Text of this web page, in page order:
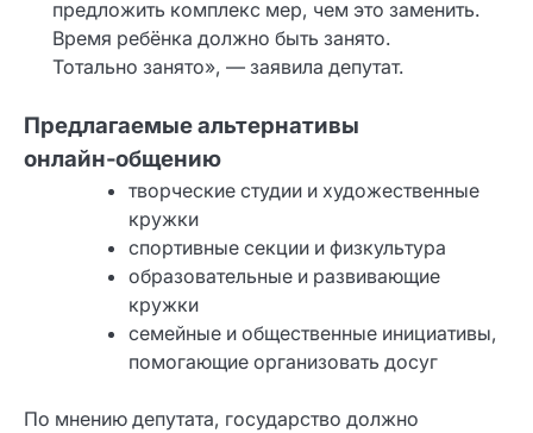
предложить комплекс мер, чем это заменить.
Время ребёнка должно быть занято.
Тотально занято», — заявила депутат.
Предлагаемые альтернативы
онлайн‑общению
творческие студии и художественные
кружки
спортивные секции и физкультура
образовательные и развивающие
кружки
семейные и общественные инициативы,
помогающие организовать досуг
По мнению депутата, государство должно